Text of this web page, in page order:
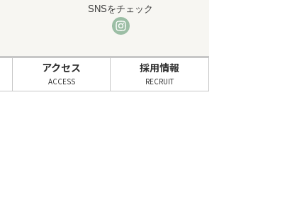
SNSをチェック
アクセス
ACCESS
採用情報
RECRUIT